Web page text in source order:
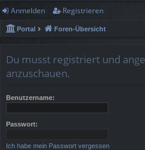
ch
ne
ug
f
or
en
Anmelden Registrieren
Portal Foren-Übersicht
Du musst registriert und
anzuschauen.
Benutzername:
Passwort:
Ich habe mein Passwort vergessen